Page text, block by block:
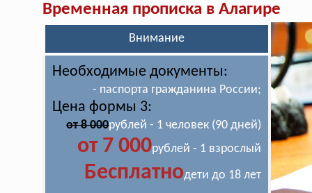
Временная прописка в Алагире
Внимание
Необходимые документы:
- паспорта гражданина России;
Цена формы 3:
от 8 000рублей - 1 человек (90 дней)
от 7 000рублей - 1 взрослый
Бесплатнодети до 18 лет